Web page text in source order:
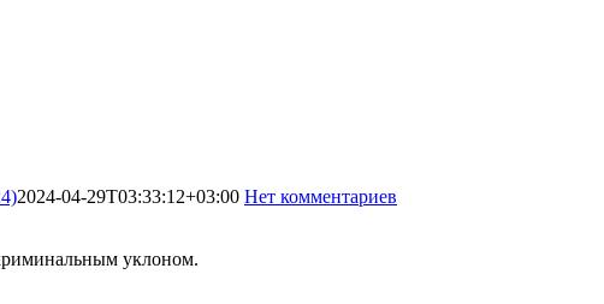
2024-04-29T03:33:12+03:00 Нет комментариев
уклоном.